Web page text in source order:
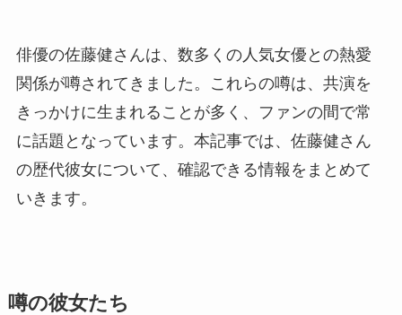
俳優の佐藤健さんは、数多くの人気女優との熱愛
関係が噂されてきました。これらの噂は、共演を
きっかけに生まれることが多く、ファンの間で常
に話題となっています。本記事では、佐藤健さん
の歴代彼女について、確認できる情報をまとめて
いきます。
噂の彼女たち